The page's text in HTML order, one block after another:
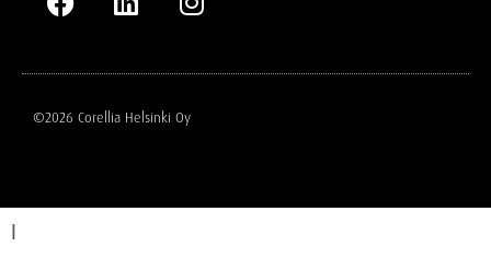
©2026 Corellia Helsinki Oy
I